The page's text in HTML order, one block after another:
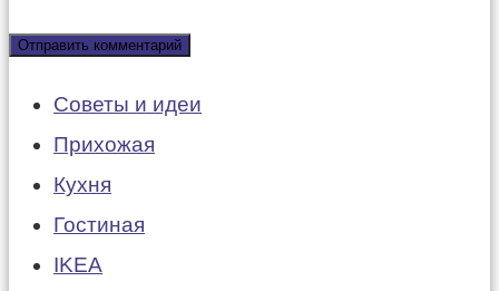
Советы и идеи
Прихожая
Кухня
Гостиная
IKEA